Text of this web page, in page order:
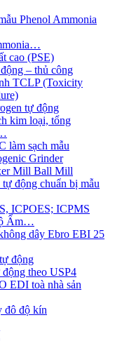
Phenol Ammonia
cao (PSE)
– thủ công
TCLP (Toxicity
tự động
kim loại, tổng
làm sạch mẫu
Grinder
Mill Ball Mill
động chuẩn bị mẫu
ICPOES; ICPMS
Ẩm…
dây Ebro EBI 25
động
theo USP4
EDI​​ toà nhà sản
đô độ kín